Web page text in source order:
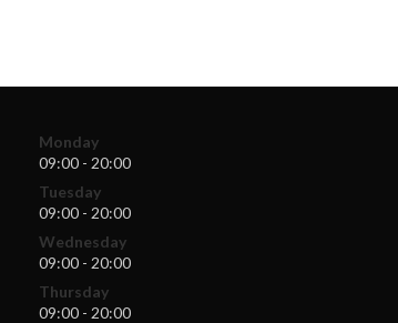
Monday
09:00 - 20:00
Tuesday
09:00 - 20:00
Wednesday
09:00 - 20:00
Thursday
09:00 - 20:00